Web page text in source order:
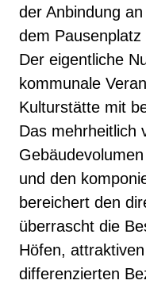
der Anbindung
dem
Der eigentliche
kommunale
Kulturstätte mit
Das mehrheitlich
und den
bereichert den
überrascht die
Höfen,
differenzierten